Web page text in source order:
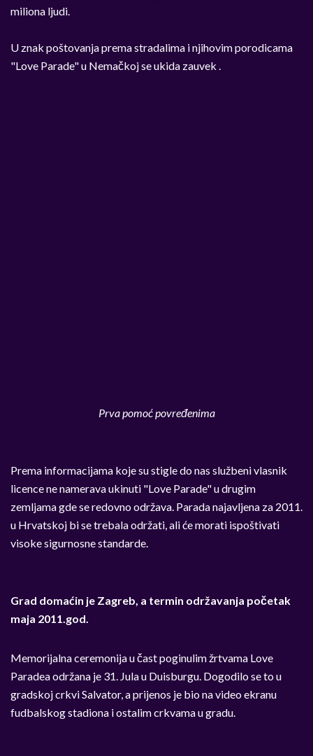
miliona ljudi.
U znak poštovanja prema stradalima i njihovim porodicama
"Love Parade" u Nemačkoj se ukida zauvek .
Prva pomoć povređenima
Prema informacijama koje su stigle do nas službeni vlasnik
licence ne namerava ukinuti "Love Parade" u drugim
zemljama gde se redovno održava. Parada najavljena za 2011.
u Hrvatskoj bi se trebala održati, ali će morati ispoštivati
visoke sigurnosne standarde.
Grad domaćin je Zagreb, a termin održavanja početak
maja 2011.god.
Memorijalna ceremonija u čast poginulim žrtvama Love
Paradea održana je 31. Jula u Duisburgu. Dogodilo se to u
gradskoj crkvi Salvator, a prijenos je bio na video ekranu
fudbalskog stadiona i ostalim crkvama u gradu.